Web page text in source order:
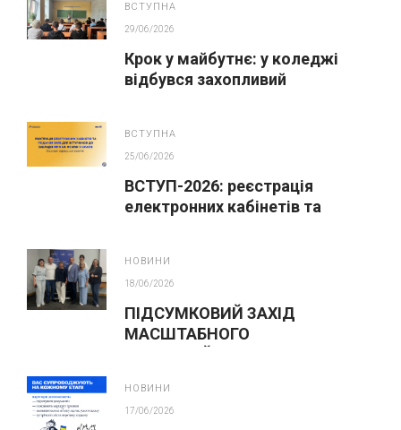
ВСТУПНА
29/06/2026
Крок у майбутнє: у коледжі
відбувся захопливий
ВСТУПНА
25/06/2026
ВСТУП-2026: реєстрація
електронних кабінетів та
НОВИНИ
18/06/2026
ПІДСУМКОВИЙ ЗАХІД
МАСШТАБНОГО
НОВИНИ
17/06/2026